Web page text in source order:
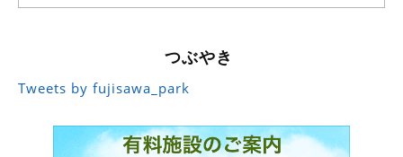
つぶやき
Tweets by fujisawa_park